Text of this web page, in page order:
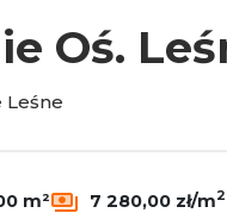
Oś.
Leśne
m² 7 280,00 zł/m2